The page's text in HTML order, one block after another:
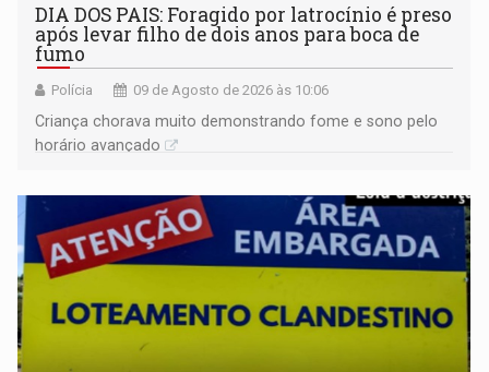
DIA DOS PAIS: Foragido por latrocínio é preso
após levar filho de dois anos para boca de
fumo
Polícia 09 de Agosto de 2026 às 10:06
Criança chorava muito demonstrando fome e sono pelo
horário avançado